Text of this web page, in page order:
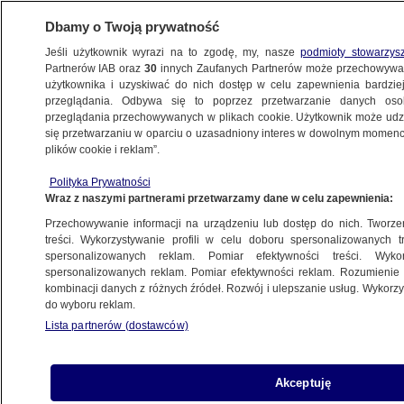
ŚWIAT
o silniejsze sankcje wobec Rosji i dostawy
broni dla Ukrainy
24.03.2022, 20:22
Udostępnij
Dbamy o Twoją prywatność
Jeśli użytkownik wyrazi na to zgodę, my, naszepodmioty
Partnerów IAB oraz30 innych Zaufanych Partnerów może
użytkownika i uzyskiwać do nich dostęp w celu zapewnienia
przeglądania. Odbywa się to poprzez przetwarzanie danych
przeglądania przechowywanych w plikach cookie. Użytkownik może
się przetwarzaniu w oparciu o uzasadniony interes w dowolnym
plików cookie i reklam”.
Polityka Prywatności
Wraz z naszymi partnerami przetwarzamy dane w celu zapewnienia:
Przechowywanie informacji na urządzeniu lub dostęp do nich.
treści. Wykorzystywanie profili w celu doboru spersonalizowanych
spersonalizowanych reklam. Pomiar efektywności treści.
spersonalizowanych reklam. Pomiar efektywności reklam.
kombinacji danych z różnych źródeł. Rozwój i ulepszanie usług.
do wyboru reklam.
Lista partnerów (dostawców)
Akceptuję